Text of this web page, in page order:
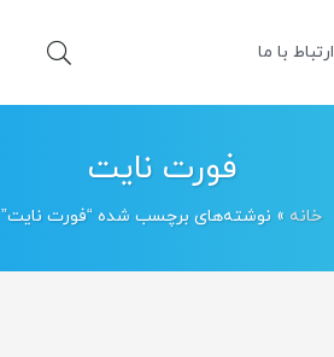
ارتباط با ما
فورت نایت
خانه » نوشته‌های برچسب شده “فورت نایت”